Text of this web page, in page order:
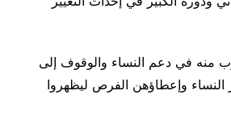
منه في دعم النساء والوقوف إلى
النساء وإعطاؤهن الفرص ليظهروا